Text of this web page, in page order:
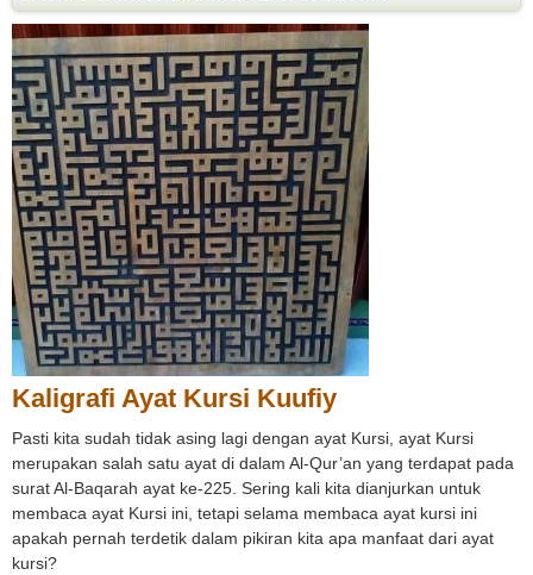
Kaligrafi Ayat Kursi Kuufiy
Pasti kita sudah tidak asing lagi dengan ayat Kursi, ayat Kursi
merupakan salah satu ayat di dalam Al-Qur’an yang terdapat pada
surat Al-Baqarah ayat ke-225. Sering kali kita dianjurkan untuk
membaca ayat Kursi ini, tetapi selama membaca ayat kursi ini
apakah pernah terdetik dalam pikiran kita apa manfaat dari ayat
kursi?